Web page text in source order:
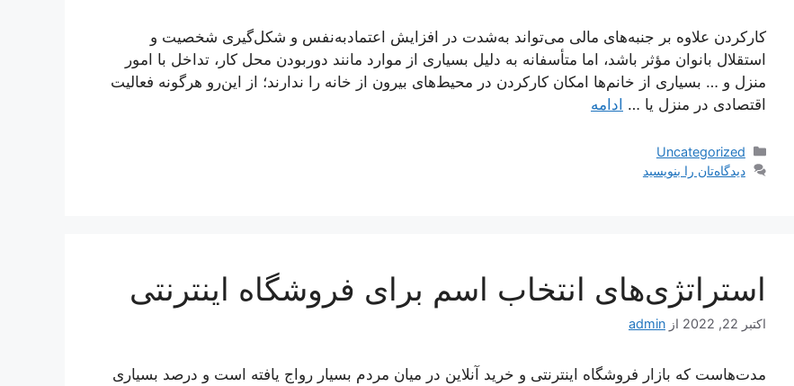
کارکردن علاوه‌ بر جنبه‌های مالی می‌تواند به‌شدت در افزایش اعتمادبه‌نفس و شکل‌گیری شخصیت و
استقلال بانوان مؤثر باشد، اما متأسفانه به دلیل بسیاری از موارد مانند دوربودن محل کار، تداخل با امور
منزل و … بسیاری از خانم‌ها امکان کارکردن در محیط‌های بیرون از خانه را ندارند؛ از این‌رو هرگونه فعالیت
اقتصادی در منزل یا … ادامه
دسته‌ها
Uncategorized
دیدگاه‌تان را بنویسید
استراتژی‌های انتخاب اسم برای فروشگاه اینترنتی
اکتبر 22, 2022 از admin
مدت‌هاست که بازار فروشگاه اینترنتی و خرید آنلاین در میان مردم بسیار رواج یافته است و درصد بسیاری